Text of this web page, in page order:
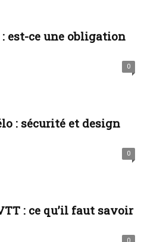
est-ce une obligation
0
: sécurité et design
0
: ce qu’il faut savoir